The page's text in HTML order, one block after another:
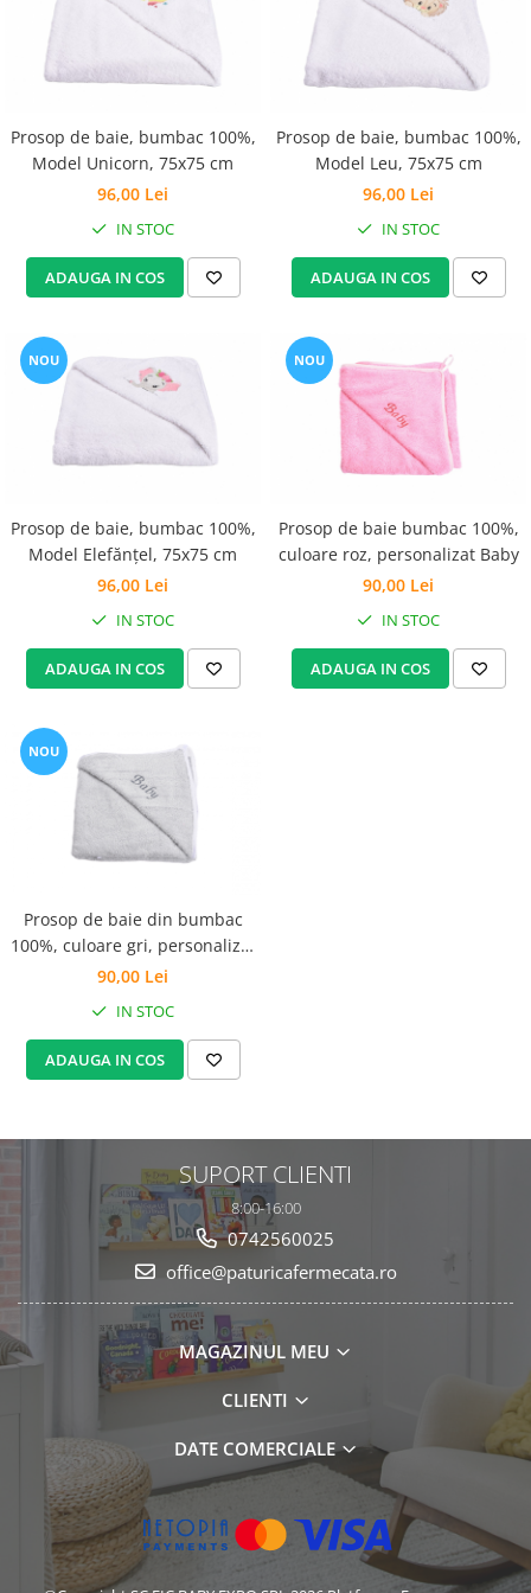
Groase
Iarna
Ieftine
Scoica
Subtire
Saculeti dormit si plimbare
Sisteme de infasare
160x200
180x200
2 Persoane
4 Anotimpuri
De Iarna
De Vara
Dubla
Groase
Groase De Iarna
Ieftine
Pat Dublu
Subtire de Vara
Set Pilota si Perne
Pilota Perne si Lenjerie
Pilota si Perne Ieftine
Pilote si Perne Romanesti
Prosop de baie, bumbac 100%,
Model Unicorn, 75x75 cm
96,00 Lei
IN STOC
ADAUGA IN COS
Prosop de baie, bumbac 100%,
Model Leu, 75x75 cm
96,00 Lei
IN STOC
ADAUGA IN COS
NOU
Prosop de baie, bumbac 100%,
Model Elefănțel, 75x75 cm
96,00 Lei
IN STOC
ADAUGA IN COS
NOU
Prosop de baie bumbac 100%,
culoare roz, personalizat Baby
90,00 Lei
IN STOC
ADAUGA IN COS
NOU
Prosop de baie din bumbac
100%, culoare gri, personalizat
Baby
90,00 Lei
IN STOC
ADAUGA IN COS
SUPORT CLIENTI
8:00-16:00
0742560025
office@paturicafermecata.ro
MAGAZINUL MEU
CLIENTI
DATE COMERCIALE